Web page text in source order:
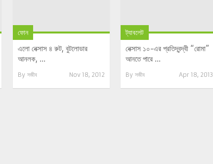
ফোন
এলো নেক্সাস ৪ রুট, বুটলোডার
আনলক, ...
By সজীব Nov 18, 2012
ট্যাবলেট
নেক্সাস ১০-এর প্রতিদ্বন্দ্বী “রোমা”
আনতে পারে ...
By সজীব Apr 18, 2013